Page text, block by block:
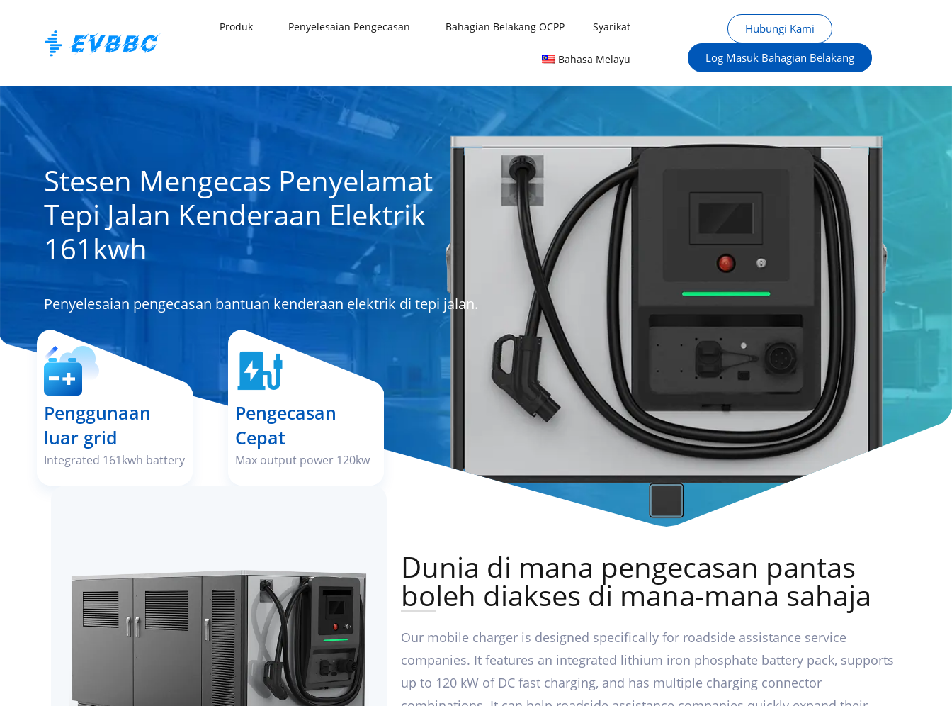
Produk Penyelesaian Pengecasan Bahagian Belakang OCPP Syarikat
Bahasa Melayu
Hubungi Kami
Log Masuk Bahagian Belakang
Stesen Mengecas Penyelamat
Tepi Jalan Kenderaan Elektrik
161kwh
Penyelesaian pengecasan bantuan kenderaan elektrik di tepi jalan.
Penggunaan
luar grid
Pengecasan
Cepat
Dunia di mana pengecasan pantas
boleh diakses di mana-mana sahaja
Our mobile charger is designed specifically for roadside assistance service
companies. It features an integrated lithium iron phosphate battery pack, supports